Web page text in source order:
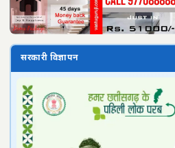
सरकारी विज्ञापन